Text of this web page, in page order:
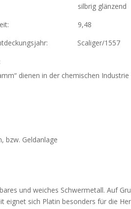
silbrig glänzend
9,48
Scaliger/1557
dienen in der chemischen
bzw. Geldanlage
und weiches Schwermetall. Auf
eignet sich Platin besonders für die